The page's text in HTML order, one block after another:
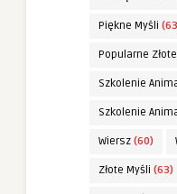
Piękne Myśli
Popularne
Szkolenie
Szkolenie
Wiersz (60)
Złote Myśli (63)